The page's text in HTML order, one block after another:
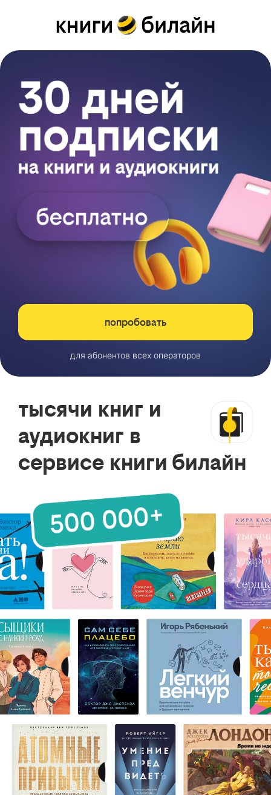
попробовать
для абонентов всех операторов
тысячи книг и
аудиокниг в
сервисе книги билайн